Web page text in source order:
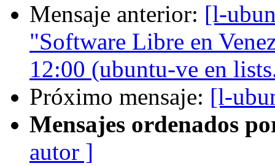
Mensaje anterior: [l-
"Software Libre en
12:00 (ubuntu-ve en
Próximo mensaje: [l-
Mensajes ordenados
autor ]